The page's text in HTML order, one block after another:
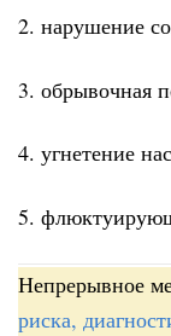
2. нарушение
3. обрывочная
4. угнетение
5.
Непрерывное
риска,